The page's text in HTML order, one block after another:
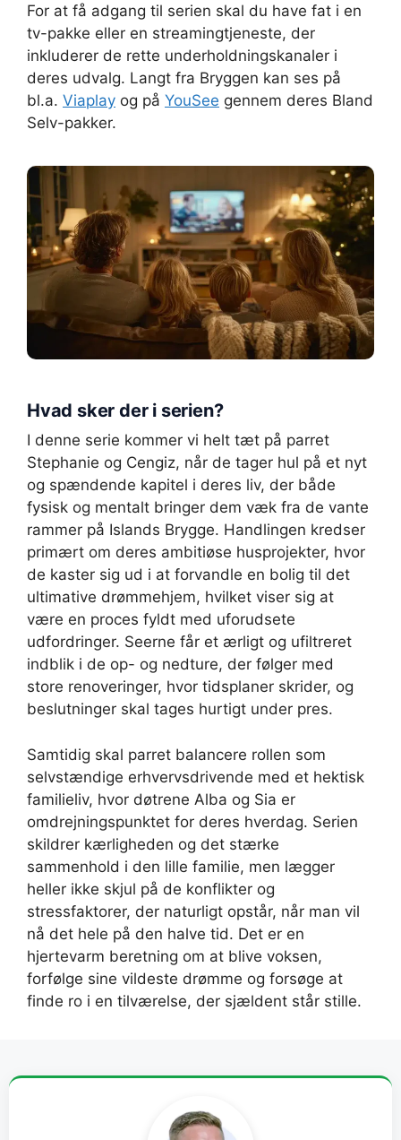
For at få adgang til serien skal du have fat i en
tv-pakke eller en streamingtjeneste, der
inkluderer de rette underholdningskanaler i
deres udvalg. Langt fra Bryggen kan ses på
bl.a. Viaplay og på YouSee gennem deres Bland
Selv-pakker.
Hvad sker der i serien?
I denne serie kommer vi helt tæt på parret
Stephanie og Cengiz, når de tager hul på et nyt
og spændende kapitel i deres liv, der både
fysisk og mentalt bringer dem væk fra de vante
rammer på Islands Brygge. Handlingen kredser
primært om deres ambitiøse husprojekter, hvor
de kaster sig ud i at forvandle en bolig til det
ultimative drømmehjem, hvilket viser sig at
være en proces fyldt med uforudsete
udfordringer. Seerne får et ærligt og ufiltreret
indblik i de op- og nedture, der følger med
store renoveringer, hvor tidsplaner skrider, og
beslutninger skal tages hurtigt under pres.
Samtidig skal parret balancere rollen som
selvstændige erhvervsdrivende med et hektisk
familieliv, hvor døtrene Alba og Sia er
omdrejningspunktet for deres hverdag. Serien
skildrer kærligheden og det stærke
sammenhold i den lille familie, men lægger
heller ikke skjul på de konflikter og
stressfaktorer, der naturligt opstår, når man vil
nå det hele på den halve tid. Det er en
hjertevarm beretning om at blive voksen,
forfølge sine vildeste drømme og forsøge at
finde ro i en tilværelse, der sjældent står stille.